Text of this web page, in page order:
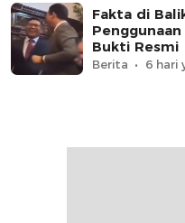
Fakta di
Bukti Resmi
Berita 6 hari